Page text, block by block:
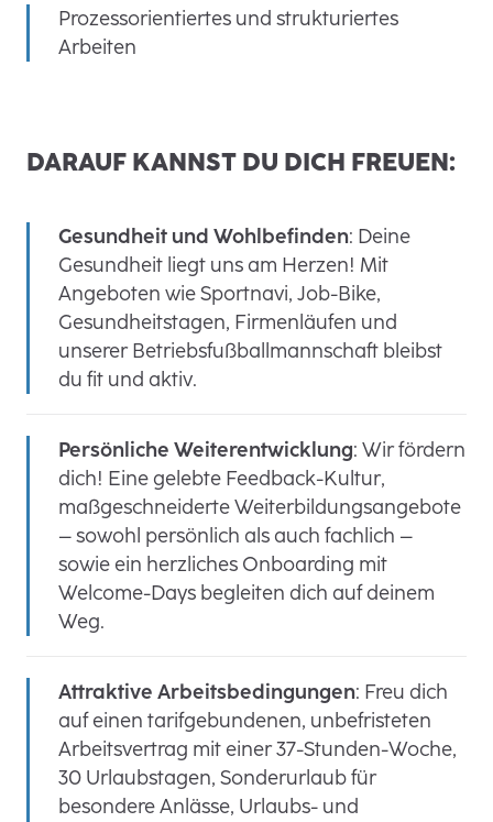
Prozessorientiertes und strukturiertes
Arbeiten
DARAUF KANNST DU DICH FREUEN:
Gesundheit und Wohlbefinden: Deine
Gesundheit liegt uns am Herzen! Mit
Angeboten wie Sportnavi, Job-Bike,
Gesundheitstagen, Firmenläufen und
unserer Betriebsfußballmannschaft bleibst
du fit und aktiv.
Persönliche Weiterentwicklung: Wir fördern
dich! Eine gelebte Feedback-Kultur,
maßgeschneiderte Weiterbildungsangebote
– sowohl persönlich als auch fachlich –
sowie ein herzliches Onboarding mit
Welcome-Days begleiten dich auf deinem
Weg.
Attraktive Arbeitsbedingungen: Freu dich
auf einen tarifgebundenen, unbefristeten
Arbeitsvertrag mit einer 37-Stunden-Woche,
30 Urlaubstagen, Sonderurlaub für
besondere Anlässe, Urlaubs- und